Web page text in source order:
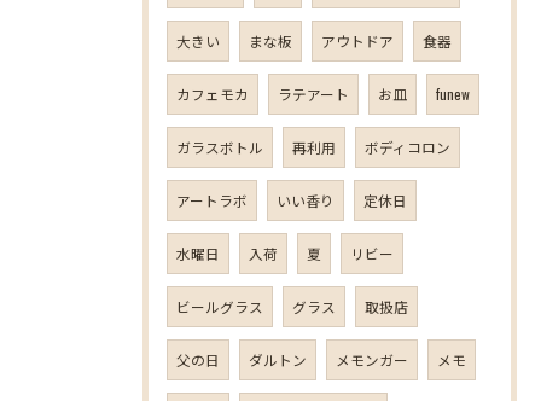
大きい まな板 アウトドア 食器
カフェモカ ラテアート お皿 funew
ガラスボトル 再利用 ボディコロン
アートラボ いい香り 定休日
水曜日 入荷 夏 リビー
ビールグラス グラス 取扱店
父の日 ダルトン メモンガー メモ